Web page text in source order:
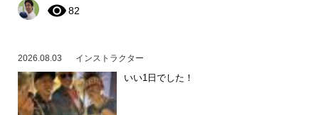
82
2026.08.03 インストラクター
いい1日でした！